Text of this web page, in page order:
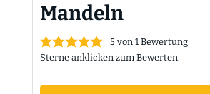
Mandeln
5von 1 Bewertung
Sterne anklicken zum Bewerten.